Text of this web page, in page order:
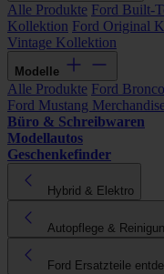
Alle Produkte Ford Built-
Kollektion Ford Original
Vintage Kollektion
Modelle
Alle Produkte Ford
Ford Mustang
Büro & Schreibwaren
Modellautos
Geschenkefinder
Hybrid & Elektro
Autopflege &
Ford Ersatzteile